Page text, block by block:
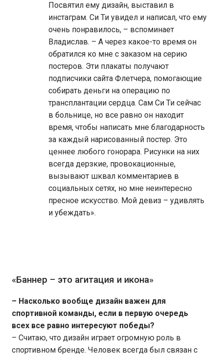
Посвятил ему дизайн, выставил в
инстаграм. Си Ти увидел и написал, что ему
очень понравилось, – вспоминает
Владислав. – А через какое-то время он
обратился ко мне с заказом на серию
постеров. Эти плакаты получают
подписчики сайта Флетчера, помогающие
собирать деньги на операцию по
трансплантации сердца. Сам Си Ти сейчас
в больнице, но все равно он находит
время, чтобы написать мне благодарность
за каждый нарисованный постер. Это
ценнее любого гонорара. Рисунки на них
всегда дерзкие, провокационные,
вызывают шквал комментариев в
социальных сетях, но мне неинтересно
пресное искусство. Мой девиз – удивлять
и убеждать».
«Баннер – это агитация и икона»
– Насколько вообще дизайн важен для
спортивной команды, если в первую очередь
всех все равно интересуют победы?
– Считаю, что дизайн играет огромную роль в
спортивном бренде. Человек всегда был связан с